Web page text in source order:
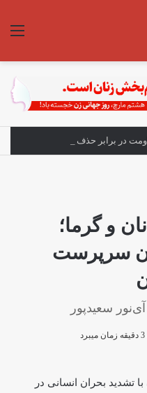
و گرما؛
سرپرست
سعیدپور
بحران انسانی در